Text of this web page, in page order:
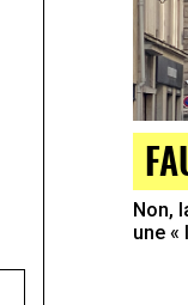
Non,
une «